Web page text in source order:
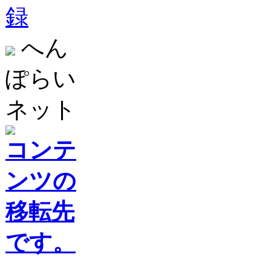
録
へん
ぽらい
ネット
コンテ
ンツの
移転先
です。